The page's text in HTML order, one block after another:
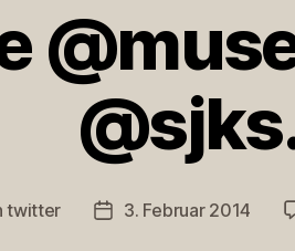
twitter 3. Februar 2014